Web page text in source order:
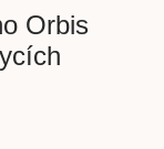
Orbis